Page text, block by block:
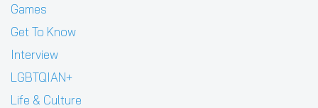
Games
Get To Know
Interview
LGBTQIAN+
Life & Culture